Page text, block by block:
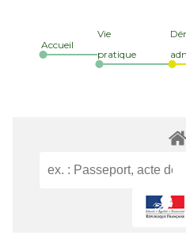
Accueil
Vie
pratique